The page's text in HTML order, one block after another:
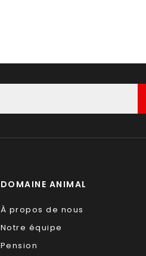
DOMAINE ANIMAL
À propos de nous
Notre équipe
Pension